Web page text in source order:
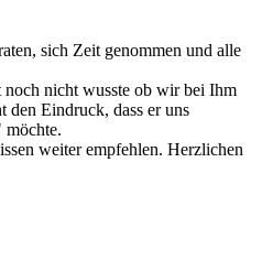
sich Zeit genommen und alle
nicht wusste ob wir bei Ihm
den Eindruck, dass er uns
möchte.
weiter empfehlen. Herzlichen